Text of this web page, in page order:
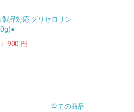
製品対応 グリセロリン
900 円
全ての商品